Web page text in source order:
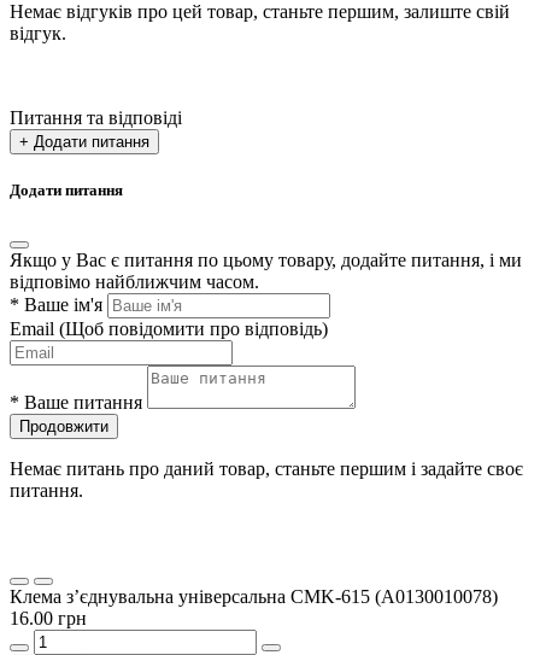
Немає відгуків про цей товар, станьте першим, залиште свій
відгук.
Питання та відповіді
+ Додати питання
Додати питання
Якщо у Вас є питання по цьому товару, додайте питання, і ми
відповімо найближчим часом.
* Ваше ім'я
Email (Щоб повідомити про відповідь)
* Ваше питання
Продовжити
Немає питань про даний товар, станьте першим і задайте своє
питання.
Клема з’єднувальна універсальна CMK-615 (A0130010078)
16.00 грн